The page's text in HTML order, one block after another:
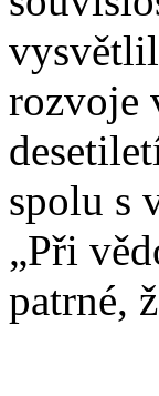
rozvoje
spolu s
„Při
patrné,